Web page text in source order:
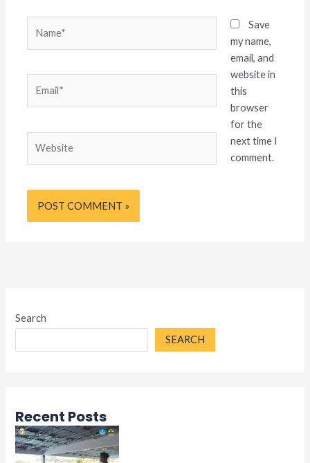
Save
my name,
email, and
website in
this
browser
for the
next time I
comment.
Search
SEARCH
Recent Posts